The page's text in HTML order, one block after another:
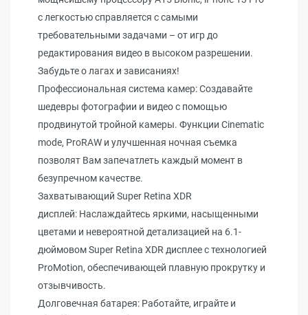
с легкостью справляется с самыми
требовательными задачами – от игр до
редактирования видео в высоком разрешении.
Забудьте о лагах и зависаниях!
Профессиональная система камер: Создавайте
шедевры фотографии и видео с помощью
продвинутой тройной камеры. Функции Cinematic
mode, ProRAW и улучшенная ночная съемка
позволят Вам запечатлеть каждый момент в
безупречном качестве.
Захватывающий Super Retina XDR
дисплей: Наслаждайтесь яркими, насыщенными
цветами и невероятной детализацией на 6.1-
дюймовом Super Retina XDR дисплее с технологией
ProMotion, обеспечивающей плавную прокрутку и
отзывчивость.
Долговечная батарея: Работайте, играйте и